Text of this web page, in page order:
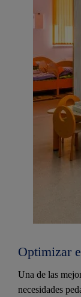
Optimizar
Una de las
necesidades